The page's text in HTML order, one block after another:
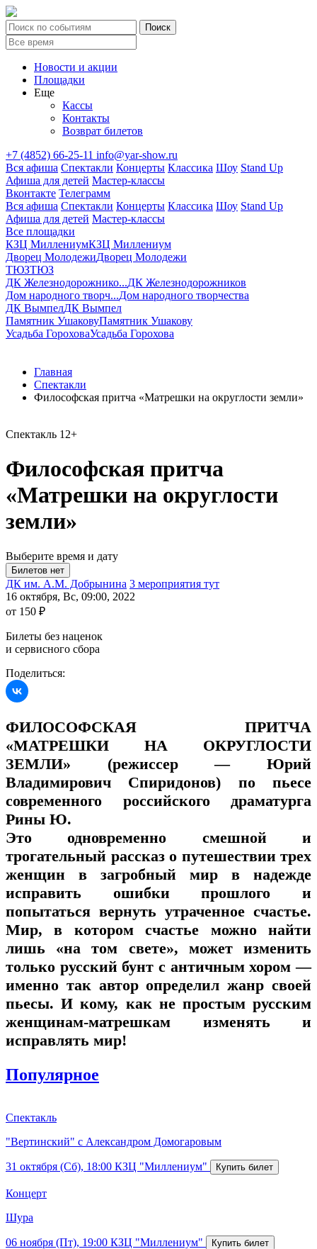
Новости и акции
Площадки
Еще
Кассы
Контакты
Возврат билетов
+7 (4852) 66-25-11 info@yar-show.ru
Вся афиша Спектакли Концерты Классика Шоу Stand Up
Афиша для детей Мастер-классы
Вконтакте Телеграмм
Вся афиша Спектакли Концерты Классика Шоу Stand Up
Афиша для детей Мастер-классы
Все площадки
КЗЦ МиллениумКЗЦ Миллениум
Дворец МолодежиДворец Молодежи
ТЮЗТЮЗ
ДК Железнодорожнико...ДК Железнодорожников
Дом народного творч...Дом народного творчества
ДК ВымпелДК Вымпел
Памятник УшаковуПамятник Ушакову
Усадьба ГороховаУсадьба Горохова
Главная
Спектакли
Философская притча «Матрешки на округлости земли»
Спектакль 12+
Философская притча
«Матрешки на округлости
земли»
Выберите время и дату
ДК им. А.М. Добрынина 3 мероприятия тут
16 октября, Вс, 09:00, 2022
от 150 ₽
Билеты без наценок
и сервисного сбора
Поделиться:
ФИЛОСОФСКАЯ ПРИТЧА
«МАТРЕШКИ НА ОКРУГЛОСТИ
ЗЕМЛИ» (режиссер — Юрий
Владимирович Спиридонов) по пьесе
современного российского драматурга
Рины Ю.
Это одновременно смешной и
трогательный рассказ о путешествии трех
женщин в загробный мир в надежде
исправить ошибки прошлого и
попытаться вернуть утраченное счастье.
Мир, в котором счастье можно найти
лишь «на том свете», может изменить
только русский бунт с античным хором —
именно так автор определил жанр своей
пьесы. И кому, как не простым русским
женщинам-матрешкам изменять и
исправлять мир!
Популярное
Спектакль
"Вертинский" с Александром Домогаровым
31 октября (Сб), 18:00 КЗЦ "Миллениум"
Концерт
Шура
06 ноября (Пт), 19:00 КЗЦ "Миллениум"